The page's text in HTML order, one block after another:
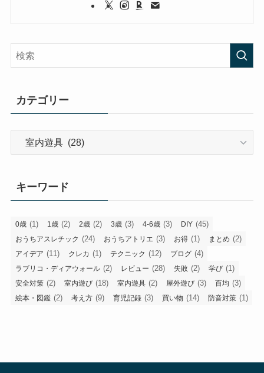
カテゴリー
キーワード
0歳 (1) 1歳 (2) 2歳 (2) 3歳 (3) 4-6歳 (3) DIY (45)
おうちアスレチック (24) おうちアトリエ (3) お得 (1) まとめ (2)
アイデア (11) クレカ (1) テクニック (12) ブログ (4)
ラブリコ・ディアウォール (2) レビュー (28) 失敗 (2) 学び (1)
安全対策 (2) 室内遊び (18) 室内遊具 (2) 屋外遊び (3) 百均 (3)
絵本・図鑑 (2) 考え方 (9) 育児記録 (3) 買い物 (14) 防音対策 (1)